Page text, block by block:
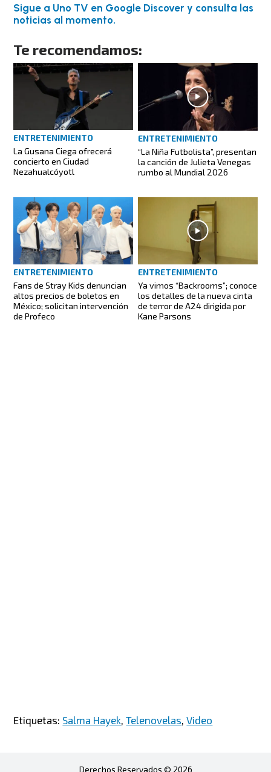
Sigue a Uno TV en Google Discover y consulta las
noticias al momento.
Te recomendamos:
ENTRETENIMIENTO
La Gusana Ciega ofrecerá
concierto en Ciudad
Nezahualcóyotl
ENTRETENIMIENTO
“La Niña Futbolista”, presentan
la canción de Julieta Venegas
rumbo al Mundial 2026
ENTRETENIMIENTO
Fans de Stray Kids denuncian
altos precios de boletos en
México; solicitan intervención
de Profeco
ENTRETENIMIENTO
Ya vimos “Backrooms”; conoce
los detalles de la nueva cinta
de terror de A24 dirigida por
Kane Parsons
Etiquetas: Salma Hayek ,Telenovelas ,Video
Derechos Reservados © 2026